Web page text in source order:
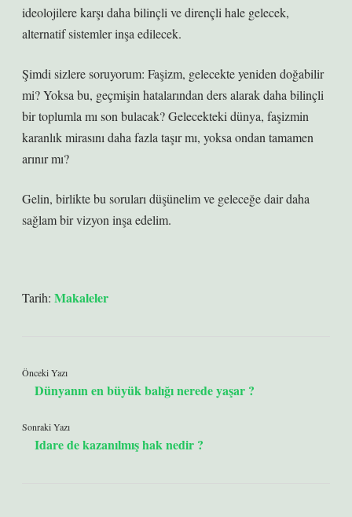
ideolojilere karşı daha bilinçli ve dirençli hale gelecek,
alternatif sistemler inşa edilecek.
Şimdi sizlere soruyorum: Faşizm, gelecekte yeniden doğabilir
mi? Yoksa bu, geçmişin hatalarından ders alarak daha bilinçli
bir toplumla mı son bulacak? Gelecekteki dünya, faşizmin
karanlık mirasını daha fazla taşır mı, yoksa ondan tamamen
arınır mı?
Gelin, birlikte bu soruları düşünelim ve geleceğe dair daha
sağlam bir vizyon inşa edelim.
Tarih: Makaleler
Önceki Yazı
Dünyanın en büyük balığı nerede yaşar ?
Sonraki Yazı
Idare de kazanılmış hak nedir ?